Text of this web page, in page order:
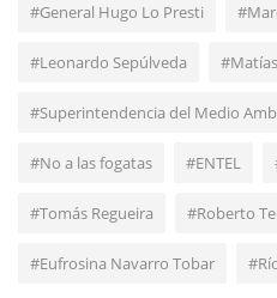
#General Hugo Lo Presti
#Leonardo Sepúlveda
#Superintendencia del Medio
#No a las fogatas #ENTEL
#Tomás Regueira #Roberto
#Eufrosina Navarro Tobar